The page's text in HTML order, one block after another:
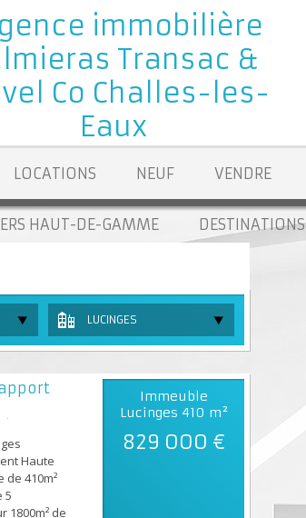
LOCATIONS NEUF VENDRE
HAUT-DE-GAMME DESTINATIONS
LUCINGES
Haute
de 410m²
5
1800m² de
Immeuble
Lucinges 410 m²
829 000 €